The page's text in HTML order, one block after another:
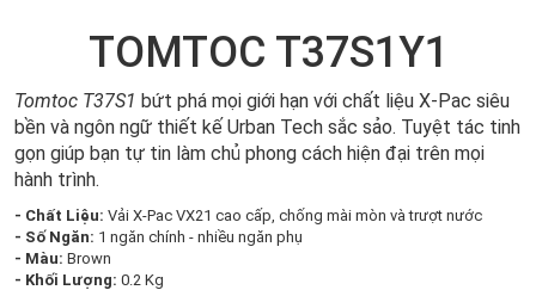
TOMTOC T37S1Y1
Tomtoc T37S1 bứt phá mọi giới hạn với chất liệu X-Pac siêu
bền và ngôn ngữ thiết kế Urban Tech sắc sảo. Tuyệt tác tinh
gọn giúp bạn tự tin làm chủ phong cách hiện đại trên mọi
hành trình.
- Chất Liệu: Vải X-Pac VX21 cao cấp, chống mài mòn và trượt nước
- Số Ngăn: 1 ngăn chính - nhiều ngăn phụ
- Màu: Brown
- Khối Lượng: 0.2 Kg